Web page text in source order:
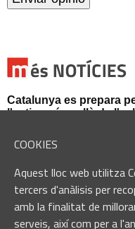
COOKIES
Aquest lloc web utilitza
tercers d'anàlisis per
amb la finalitat de
serveis, així com per a
Catalunya es prepara
l'estiu, més enllà de
Sant Fruitós de Bages
agrícola amb la
Es manté la previsió
El 3x3 de bàsquet de